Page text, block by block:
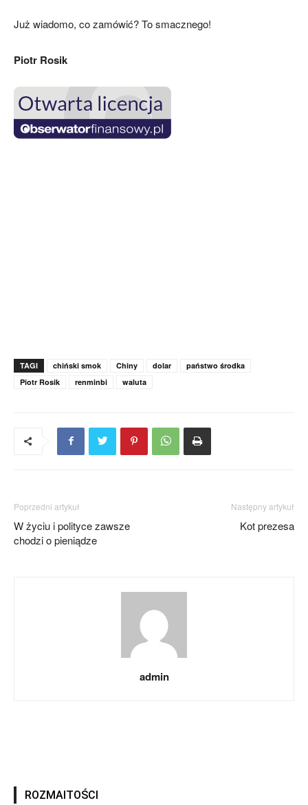
Już wiadomo, co zamówić? To smacznego!
Piotr Rosik
TAGI chiński smok Chiny dolar
państwo środka
Piotr Rosik
renminbi waluta
Poprzedni artykuł
W życiu i polityce zawsze
chodzi o pieniądze
Następny artykuł
Kot prezesa
admin
ROZMAITOŚCI